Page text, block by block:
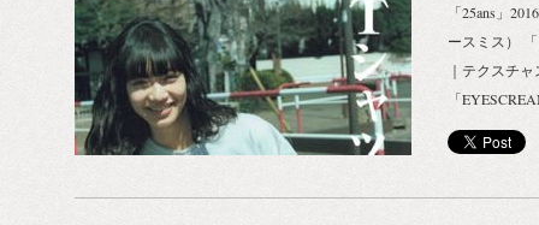
ー・コンディ
その中でも夏
「25ans」
ースミス）
｜テクスチ
「
イテム（ミ
掲載アイテ
テム（ミス